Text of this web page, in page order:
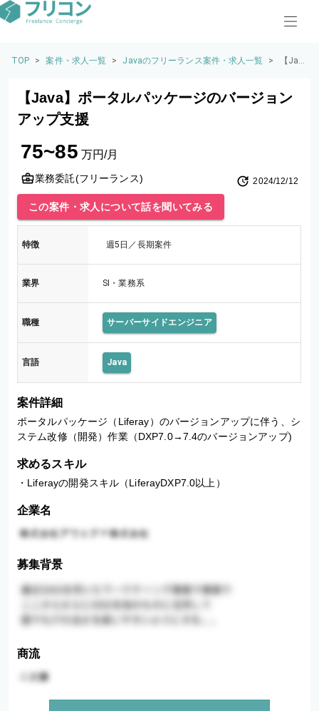
TOP > 案件・求人一覧 > Javaのフリーランス案件・求人一覧 >
【Jav
ルパ
アッ
【Java】ポータルパッケージのバージョン
アップ支援
75~85 万円/月
業務委託(フリーランス) 2024/12/12
この案件・求人について話を聞いてみる
特徴 週5日／長期案件
業界 SI・業務系
職種 サーバーサイドエンジニア
言語 Java
案件詳細
ポータルパッケージ（Liferay）のバージョンアップに伴う、シ
ステム改修（開発）作業（DXP7.0→7.4のバージョンアップ)
求めるスキル
・Liferayの開発スキル（LiferayDXP7.0以上）
企業名
募集背景
商流